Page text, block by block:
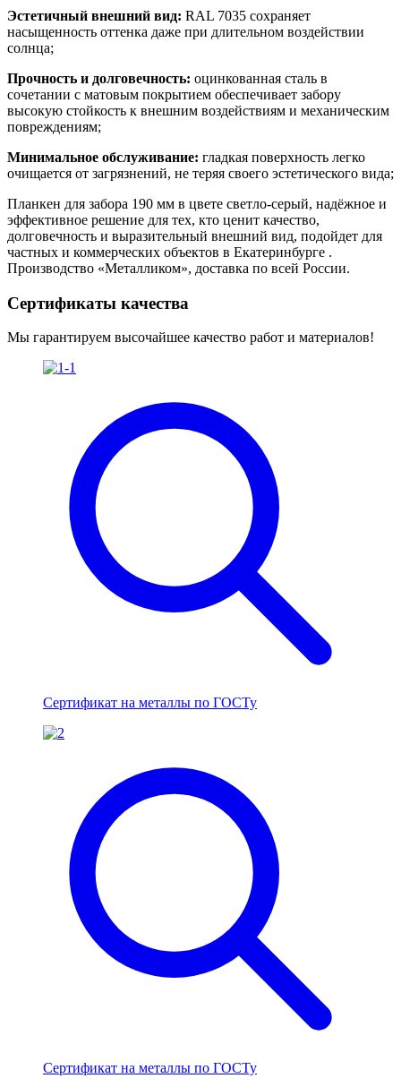
Эстетичный внешний вид: RAL 7035 сохраняет
насыщенность оттенка даже при длительном воздействии
солнца;
Прочность и долговечность: оцинкованная сталь в
сочетании с матовым покрытием обеспечивает забору
высокую стойкость к внешним воздействиям и механическим
повреждениям;
Минимальное обслуживание: гладкая поверхность легко
очищается от загрязнений, не теряя своего эстетического вида;
Планкен для забора 190 мм в цвете светло-серый, надёжное и
эффективное решение для тех, кто ценит качество,
долговечность и выразительный внешний вид, подойдет для
частных и коммерческих объектов в Екатеринбурге .
Производство «Металликом», доставка по всей России.
Сертификаты качества
Мы гарантируем высочайшее качество работ и материалов!
Сертификат на металлы по ГОСТу
Сертификат на металлы по ГОСТу